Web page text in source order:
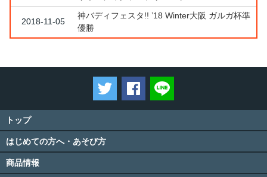
2018-11-05
神バディフェスタ!! ’18 Winter大阪 ガルガ杯準
優勝
ツイートするFacebookでシェアする
トップ
はじめての方へ・あそび方
商品情報